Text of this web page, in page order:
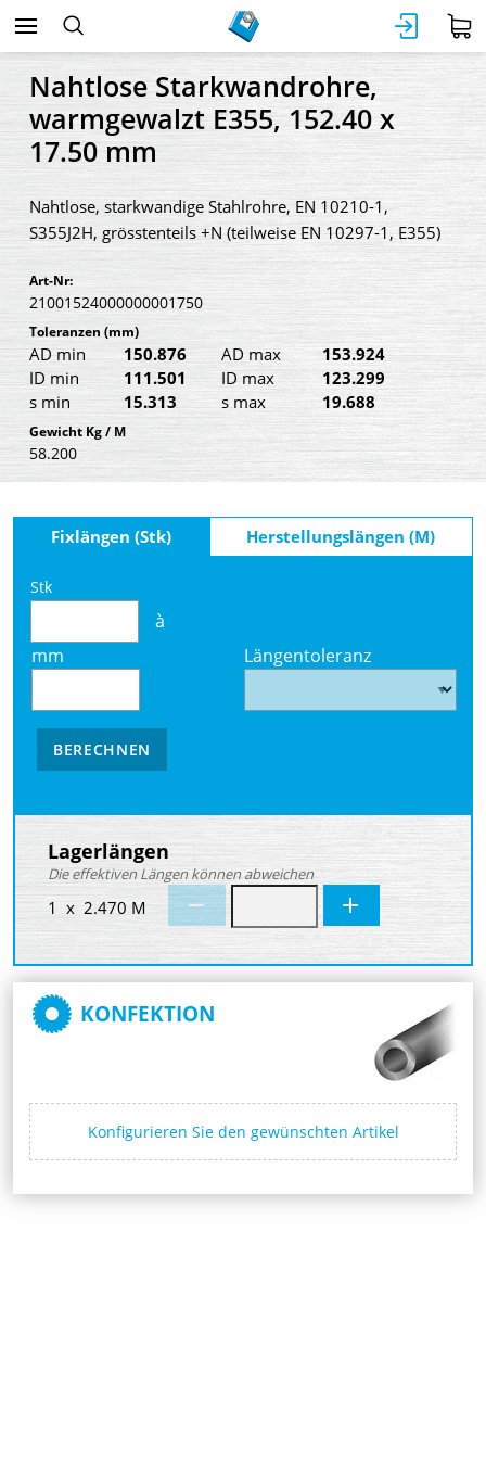
Nahtlose Starkwandrohre,
warmgewalzt E355, 152.40 x
17.50 mm
Nahtlose, starkwandige Stahlrohre, EN 10210-1,
S355J2H, grösstenteils +N (teilweise EN 10297-1, E355)
Art-Nr:
21001524000000001750
Toleranzen (mm)
AD min 150.876 AD max
153.924
ID min
111.501 ID max
123.299
s min
15.313 s max 19.688
Gewicht Kg / M
58.200
Fixlängen (Stk) Herstellungslängen (M)
Stk
à
mm
Längentoleranz
BERECHNEN
Lagerlängen
Die effektiven Längen können abweichen
1 x 2.470 M
KONFEKTION
Konfigurieren Sie den gewünschten Artikel